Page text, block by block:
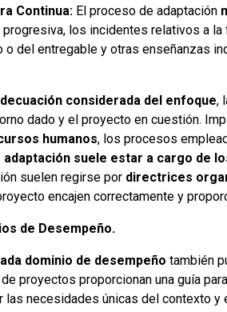
Continua: El proceso de adaptación
progresiva, los incidentes relativos a
del entregable y otras enseñanzas
considerada del enfoque,
dado y el proyecto en cuestión.
humanos, los procesos
adaptación suele estar a cargo de
suelen regirse por directrices
encajen correctamente y
de Desempeño.
dominio de desempeño también
proyectos proporcionan una guía
necesidades únicas del contexto y